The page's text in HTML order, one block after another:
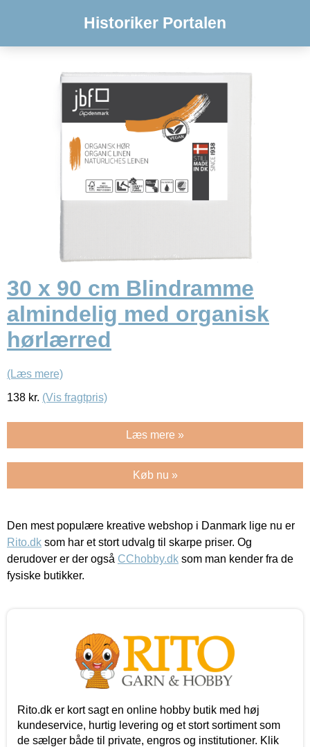
Historiker Portalen
30 x 90 cm Blindramme
almindelig med organisk
hørlærred
(Læs mere)
138 kr. (Vis fragtpris)
Læs mere »
Køb nu »
Den mest populære kreative webshop i Danmark lige nu er
Rito.dk som har et stort udvalg til skarpe priser. Og
derudover er der også CChobby.dk som man kender fra de
fysiske butikker.
Rito.dk er kort sagt en online hobby butik med høj
kundeservice, hurtig levering og et stort sortiment som
de sælger både til private, engros og institutioner. Klik